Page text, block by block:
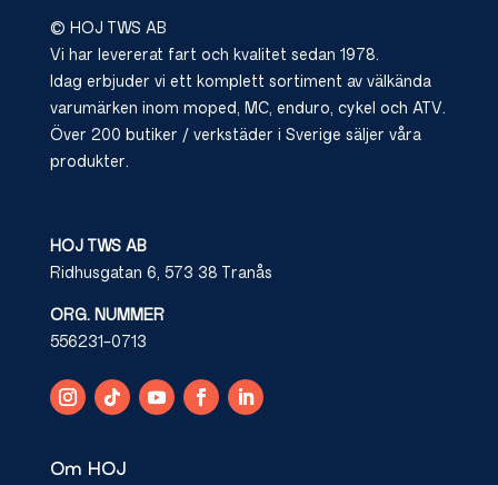
© HOJ TWS AB
Vi har levererat fart och kvalitet sedan 1978.
Idag erbjuder vi ett komplett sortiment av välkända
varumärken inom moped, MC, enduro, cykel och ATV.
Över 200 butiker / verkstäder i Sverige säljer våra
produkter.
HOJ TWS AB
Ridhusgatan 6, 573 38 Tranås
ORG. NUMMER
556231-0713
Om HOJ